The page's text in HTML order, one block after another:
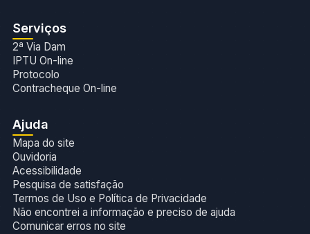
Serviços
2ª Via Dam
IPTU On-line
Protocolo
Contracheque On-line
Ajuda
Mapa do site
Ouvidoria
Acessibilidade
Pesquisa de satisfação
Termos de Uso e Política de Privacidade
Não encontrei a informação e preciso de ajuda
Comunicar erros no site